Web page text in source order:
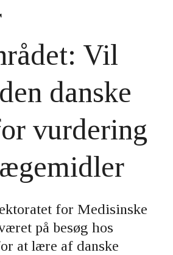
Vil
danske
vurdering
for Medisinske
på besøg hos
at lære af danske